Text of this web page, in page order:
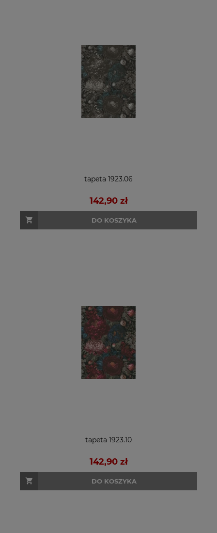
tapeta 1923.06
142,90 zł
DO KOSZYKA
tapeta 1923.10
142,90 zł
DO KOSZYKA